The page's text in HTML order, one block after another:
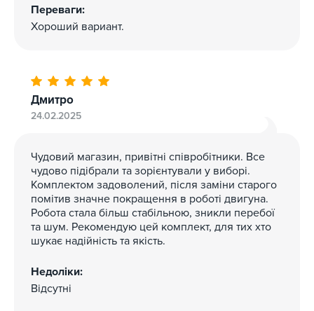
Переваги:
Хороший вариант.
Дмитро
24.02.2025
Чудовий магазин, привітні співробітники. Все
чудово підібрали та зорієнтували у виборі.
Комплектом задоволений, після заміни старого
помітив значне покращення в роботі двигуна.
Робота стала більш стабільною, зникли перебої
та шум. Рекомендую цей комплект, для тих хто
шукає надійність та якість.
Недоліки:
Відсутні